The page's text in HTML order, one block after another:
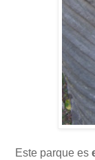
Este parque es